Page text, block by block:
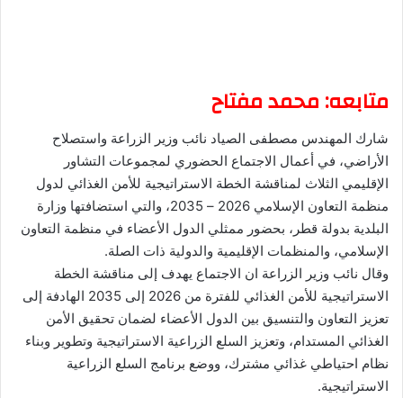
متابعه: محمد مفتاح
شارك المهندس مصطفى الصياد نائب وزير الزراعة واستصلاح
الأراضي، في أعمال الاجتماع الحضوري لمجموعات التشاور
الإقليمي الثلاث لمناقشة الخطة الاستراتيجية للأمن الغذائي لدول
منظمة التعاون الإسلامي 2026 – 2035، والتي استضافتها وزارة
البلدية بدولة قطر، بحضور ممثلي الدول الأعضاء في منظمة التعاون
الإسلامي، والمنظمات الإقليمية والدولية ذات الصلة.
وقال نائب وزير الزراعة ان الاجتماع يهدف إلى مناقشة الخطة
الاستراتيجية للأمن الغذائي للفترة من 2026 إلى 2035 الهادفة إلى
تعزيز التعاون والتنسيق بين الدول الأعضاء لضمان تحقيق الأمن
الغذائي المستدام، وتعزيز السلع الزراعية الاستراتيجية وتطوير وبناء
نظام احتياطي غذائي مشترك، ووضع برنامج السلع الزراعية
الاستراتيجية.